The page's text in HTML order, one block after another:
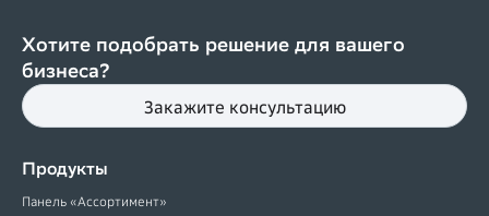
Хотите подобрать решение для вашего
бизнеса?
Закажите консультацию
Продукты
Панель «Ассортимент»